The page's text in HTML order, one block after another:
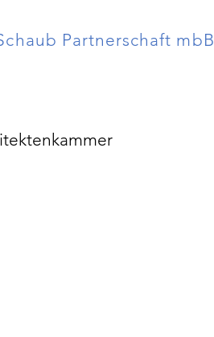
Partnerschaft mbB